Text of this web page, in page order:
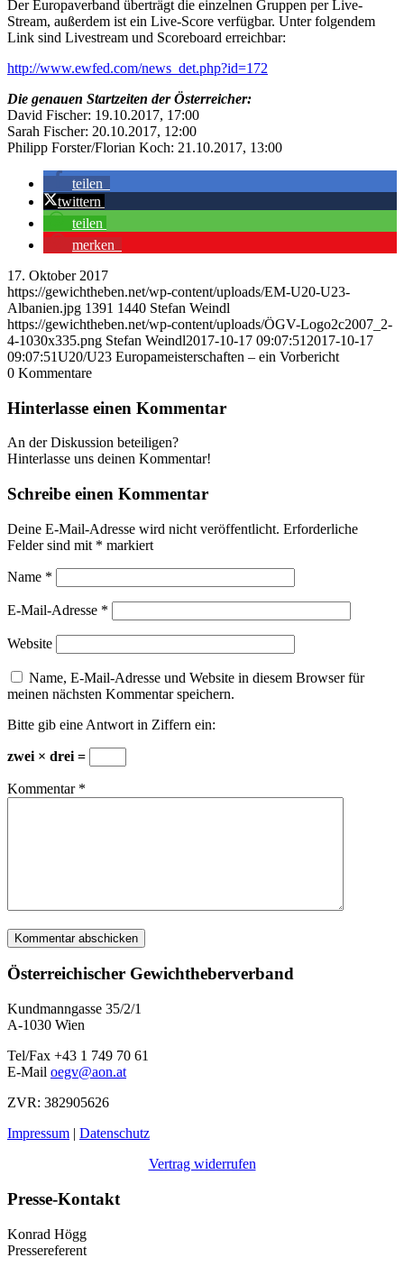
Der Europaverband überträgt die einzelnen Gruppen per Live-
Stream, außerdem ist ein Live-Score verfügbar. Unter folgendem
Link sind Livestream und Scoreboard erreichbar:
http://www.ewfed.com/news_det.php?id=172
Die genauen Startzeiten der Österreicher:
David Fischer: 19.10.2017, 17:00
Sarah Fischer: 20.10.2017, 12:00
Philipp Forster/Florian Koch: 21.10.2017, 13:00
teilen
twittern
teilen
merken
17. Oktober 2017
https://gewichtheben.net/wp-content/uploads/EM-U20-U23-
Albanien.jpg 1391 1440 Stefan Weindl
https://gewichtheben.net/wp-content/uploads/ÖGV-Logo2c2007_2-
4-1030x335.png Stefan Weindl2017-10-17 09:07:51 2017-10-17
09:07:51U20/U23 Europameisterschaften – ein Vorbericht
0 Kommentare
Hinterlasse einen Kommentar
An der Diskussion beteiligen?
Hinterlasse uns deinen Kommentar!
Schreibe einen Kommentar
Deine E-Mail-Adresse wird nicht veröffentlicht. Erforderliche
Felder sind mit * markiert
Name *
E-Mail-Adresse *
Website
Name, E-Mail-Adresse und Website in diesem Browser für
meinen nächsten Kommentar speichern.
Bitte gib eine Antwort in Ziffern ein:
zwei × drei =
Kommentar *
Österreichischer Gewichtheberverband
Kundmanngasse 35/2/1
A-1030 Wien
Tel/Fax +43 1 749 70 61
E-Mail oegv@aon.at
ZVR: 382905626
Impressum | Datenschutz
Vertrag widerrufen
Presse-Kontakt
Konrad Högg
Pressereferent